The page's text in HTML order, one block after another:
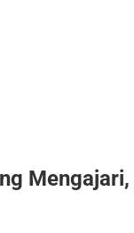
Mengajari,